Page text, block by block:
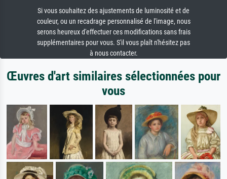
Si vous souhaitez des ajustements de luminosité et de
couleur, ou un recadrage personnalisé de l'image, nous
serons heureux d'effectuer ces modifications sans frais
supplémentaires pour vous. S'il vous plaît n'hésitez pas
à nous contacter.
Œuvres d'art similaires sélectionnées pour
vous